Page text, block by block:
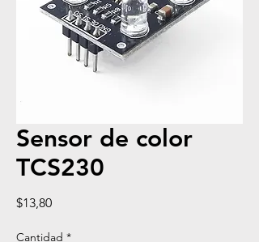
Sensor de color
TCS230
$13,80Precio
Cantidad *